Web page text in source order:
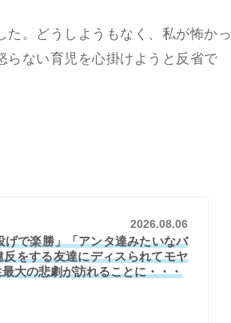
。どうしようもなく、私が怖かっ
らない育児を心掛けようと反省で
2026.08.06
で楽勝」「アンタ達みたいなバ
をする友達にディスられてモヤ
大の悲劇が訪れることに・・・